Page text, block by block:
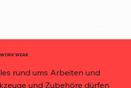
WEAR
rund ums Arbeiten und
und Zubehöre dürfen